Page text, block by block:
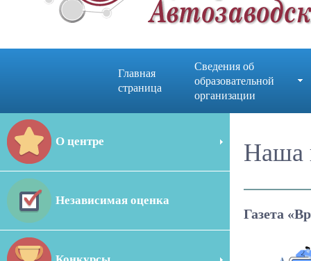
Главная
страница
Сведения об
образовательной
организации
О центре
Независимая оценка
Наша
Газета